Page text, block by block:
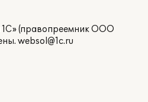
(правопреемник ООО
websol@1c.ru